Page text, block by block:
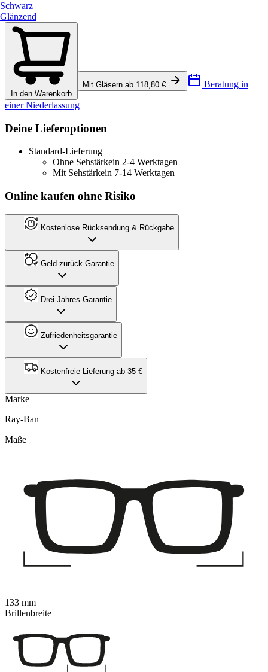
Schwarz
Glänzend
In den Warenkorb
Mit Gläsern ab 118,80 € Beratung in
einer Niederlassung
Deine Lieferoptionen
Standard-Lieferung
Ohne Sehstärkein 2-4 Werktagen
Mit Sehstärkein 7-14 Werktagen
Online kaufen ohne Risiko
Kostenlose Rücksendung & Rückgabe
Geld-zurück-Garantie
Drei-Jahres-Garantie
Zufriedenheitsgarantie
Kostenfreie Lieferung ab 35 €
Marke
Ray-Ban
Maße
133 mm
Brillenbreite